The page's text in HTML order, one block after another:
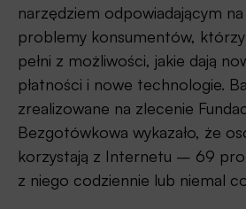
narzędziem odpowiadającym
problemy konsumentów,
pełni z możliwości, jakie dają
płatności i nowe technologie.
zrealizowane na zlecenie
Bezgotówkowa wykazało, że
korzystają z Internetu – 69
z niego codziennie lub niemal